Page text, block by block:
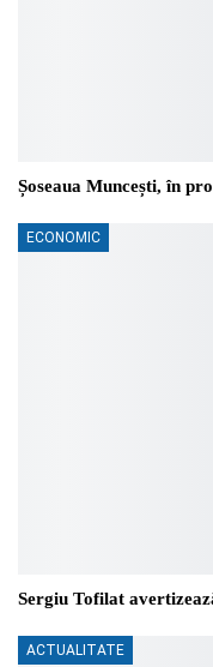
Șoseaua Muncești, în
ECONOMIC
Sergiu Tofilat
ACTUALITATE